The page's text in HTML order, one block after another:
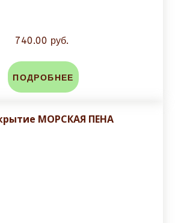
740.00 руб.
ПОДРОБНЕЕ
МОРСКАЯ ПЕНА